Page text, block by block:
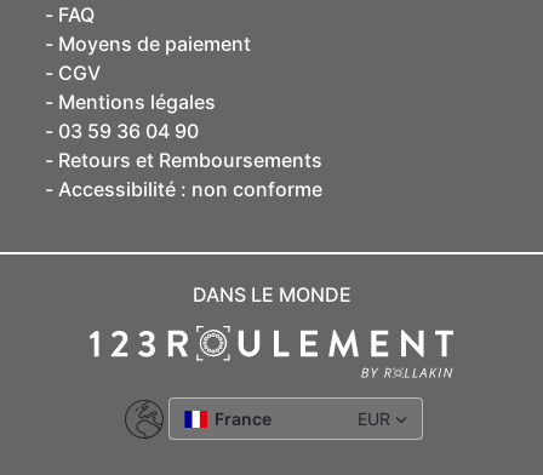
FAQ
Moyens de paiement
CGV
Mentions légales
03 59 36 04 90
Retours et Remboursements
Accessibilité : non conforme
DANS LE MONDE
France EUR